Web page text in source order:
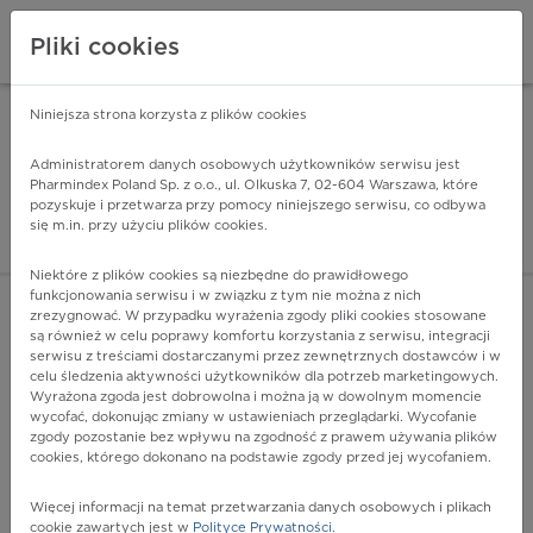
Pharmindex - lider
ZALOGUJ SIĘ
M81.8 - Inne postacie osteoporozy
Więcej na lekiicd10.pl
Pliki cookies
Niniejsza strona korzysta z plików cookies
Administratorem danych osobowych użytkowników serwisu jest
Pharmindex Poland Sp. z o.o., ul. Olkuska 7, 02-604 Warszawa, które
pozyskuje i przetwarza przy pomocy niniejszego serwisu, co odbywa
się m.in. przy użyciu plików cookies.
Niektóre z plików cookies są niezbędne do prawidłowego
funkcjonowania serwisu i w związku z tym nie można z nich
zrezygnować. W przypadku wyrażenia zgody pliki cookies stosowane
są również w celu poprawy komfortu korzystania z serwisu, integracji
serwisu z treściami dostarczanymi przez zewnętrznych dostawców i w
celu śledzenia aktywności użytkowników dla potrzeb marketingowych.
Wyrażona zgoda jest dobrowolna i można ją w dowolnym momencie
wycofać, dokonując zmiany w ustawieniach przeglądarki. Wycofanie
zgody pozostanie bez wpływu na zgodność z prawem używania plików
cookies, którego dokonano na podstawie zgody przed jej wycofaniem.
Więcej informacji na temat przetwarzania danych osobowych i plikach
cookie zawartych jest w Polityce Prywatności.
ZA DARMO - w Google Play INSTALUJ